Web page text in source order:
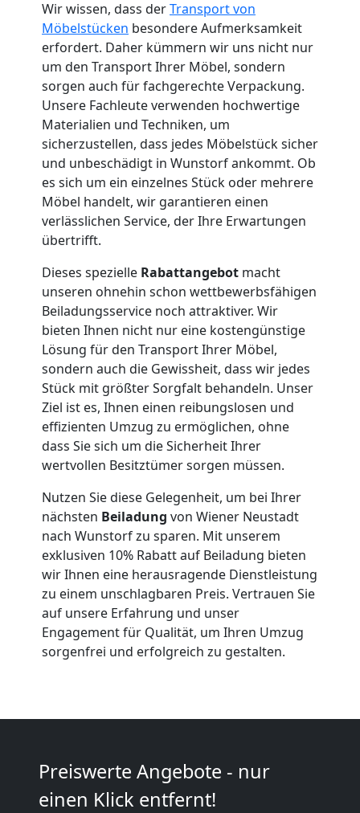
Wir wissen, dass derTransport von
Möbelstücken besondere Aufmerksamkeit
erfordert. Daher kümmern wir uns nicht nur
um den Transport Ihrer Möbel, sondern
sorgen auch für fachgerechte Verpackung.
Unsere Fachleute verwenden hochwertige
Materialien und Techniken, um
sicherzustellen, dass jedes Möbelstück sicher
und unbeschädigt in Wunstorf ankommt. Ob
es sich um ein einzelnes Stück oder mehrere
Möbel handelt, wir garantieren einen
verlässlichen Service, der Ihre Erwartungen
übertrifft.
Dieses spezielle Rabattangebot macht
unseren ohnehin schon wettbewerbsfähigen
Beiladungsservice noch attraktiver. Wir
bieten Ihnen nicht nur eine kostengünstige
Lösung für den Transport Ihrer Möbel,
sondern auch die Gewissheit, dass wir jedes
Stück mit größter Sorgfalt behandeln. Unser
Ziel ist es, Ihnen einen reibungslosen und
effizienten Umzug zu ermöglichen, ohne
dass Sie sich um die Sicherheit Ihrer
wertvollen Besitztümer sorgen müssen.
Nutzen Sie diese Gelegenheit, um bei Ihrer
nächsten Beiladung von Wiener Neustadt
nach Wunstorf zu sparen. Mit unserem
exklusiven 10% Rabatt auf Beiladung bieten
wir Ihnen eine herausragende Dienstleistung
zu einem unschlagbaren Preis. Vertrauen Sie
auf unsere Erfahrung und unser
Engagement für Qualität, um Ihren Umzug
sorgenfrei und erfolgreich zu gestalten.
Preiswerte Angebote - nur
einen Klick entfernt!
Neustadt
Büroumzug
Wiener
Neustadt
Expressumzug
Wiener
Neustadt
Tragehilfe
Wiener
Neustadt
Kleiner
Umzug
Wiener
Neustadt
Wiener
Neustadt